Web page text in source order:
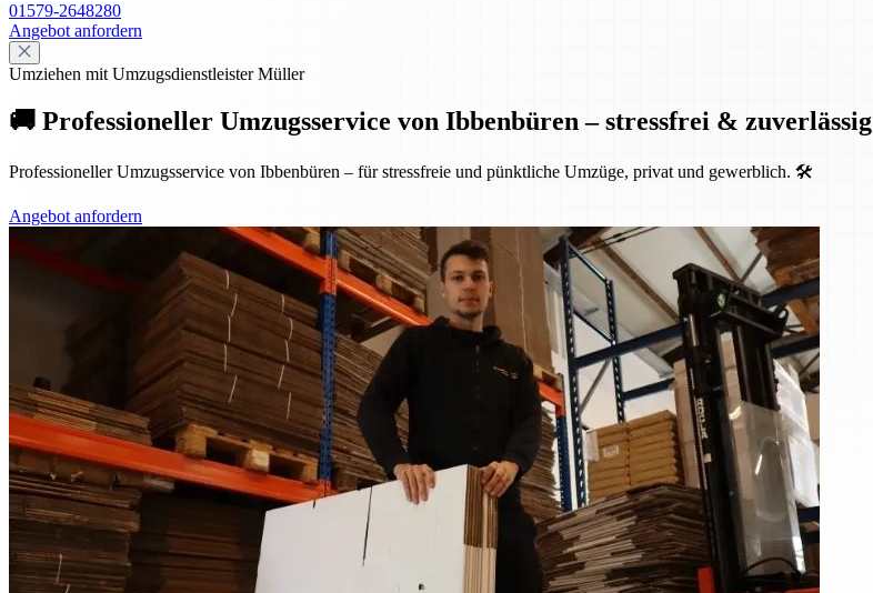
01579-2648280
Angebot anfordern
Umziehen mit Umzugsdienstleister Müller
🚚 Professioneller Umzugsservice von Ibbenbüren – stressfrei & zuverlässig
Professioneller Umzugsservice von Ibbenbüren – für stressfreie und pünktliche Umzüge, privat und gewerblich. 🛠️
Angebot anfordern